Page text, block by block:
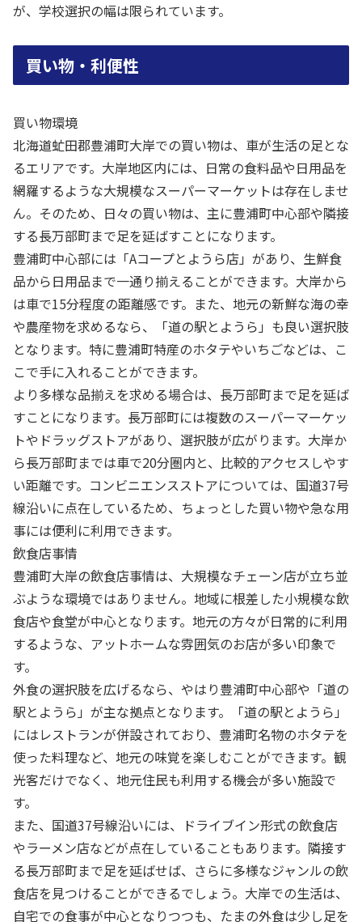
が、学校選択の幅は限られています。
買い物・利便性
買い物環境
北海道虻田郡豊浦町大岸での買い物は、車が生活の足とな
るエリアです。大岸地区内には、日常の食料品や日用品を
網羅するような大規模なスーパーマーケットは存在しませ
ん。そのため、日々の買い物は、主に豊浦町中心部や隣接
する長万部町まで足を延ばすことになります。
豊浦町中心部には「Aコープとようら店」があり、生鮮食
品から日用品まで一通り揃えることができます。大岸から
は車で15分程度の距離感です。また、地元の新鮮な海の幸
や農産物を求めるなら、「道の駅とようら」も良い選択肢
となります。特に豊浦町特産のホタテやいちごなどは、こ
こで手に入れることができます。
より多様な品揃えを求める場合は、長万部町まで足を延ば
すことになります。長万部町には複数のスーパーマーケッ
トやドラッグストアがあり、選択肢が広がります。大岸か
ら長万部町までは車で20分圏内と、比較的アクセスしやす
い距離です。コンビニエンスストアについては、国道37号
線沿いに点在しているため、ちょっとした買い物や急な用
事には便利に利用できます。
飲食店事情
豊浦町大岸の飲食店事情は、大規模なチェーン店が立ち並
ぶような環境ではありません。地域に根差した小規模な飲
食店や食堂が中心となります。地元の方々が日常的に利用
するような、アットホームな雰囲気のお店が多い印象で
す。
外食の選択肢を広げるなら、やはり豊浦町中心部や「道の
駅とようら」が主な拠点となります。「道の駅とようら」
にはレストランが併設されており、豊浦町名物のホタテを
使った料理など、地元の味覚を楽しむことができます。観
光客だけでなく、地元住民も利用する機会が多い施設で
す。
また、国道37号線沿いには、ドライブイン形式の飲食店
やラーメン店などが点在していることもあります。隣接す
る長万部町まで足を延ばせば、さらに多様なジャンルの飲
食店を見つけることができるでしょう。大岸での生活は、
自宅での食事が中心となりつつも、たまの外食は少し足を